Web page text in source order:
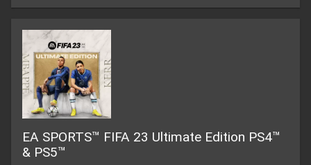
EA SPORTS™ FIFA 23 Ultimate Edition PS4™
& PS5™